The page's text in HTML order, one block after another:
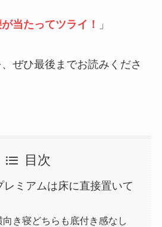
当たってツライ！ 」
ぜひ最後までお読みくださ
目次
レミアムは床に直接置いて
き寝どちらも底付き感なし